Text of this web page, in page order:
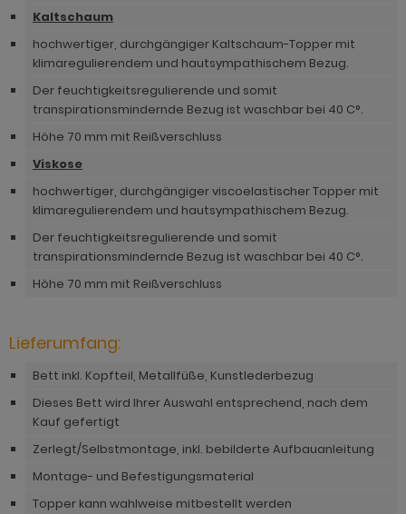
Kaltschaum
hochwertiger, durchgängiger Kaltschaum-Topper mit
klimaregulierendem und hautsympathischem Bezug.
Der feuchtigkeitsregulierende und somit
transpirationsmindernde Bezug ist waschbar bei 40 C°.
Höhe 70 mm mit Reißverschluss
Viskose
hochwertiger, durchgängiger viscoelastischer Topper mit
klimaregulierendem und hautsympathischem Bezug.
Der feuchtigkeitsregulierende und somit
transpirationsmindernde Bezug ist waschbar bei 40 C°.
Höhe 70 mm mit Reißverschluss
Lieferumfang:
Bett inkl. Kopfteil, Metallfüße, Kunstlederbezug
Dieses Bett wird Ihrer Auswahl entsprechend, nach dem
Kauf gefertigt
Zerlegt/Selbstmontage, inkl. bebilderte Aufbauanleitung
Montage- und Befestigungsmaterial
Topper kann wahlweise mitbestellt werden
Ward
Stream
Sumatra
Sunroof
Synnax
Timber
Tomaso
Tyler